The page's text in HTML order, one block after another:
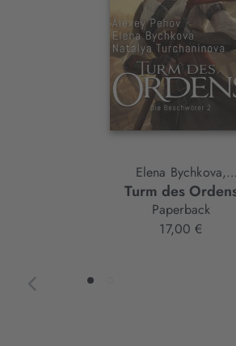
Elena Bychkova,
Alexey Pehov,
Natalya Turchaninova
Turm des
Paperback
17,00 €